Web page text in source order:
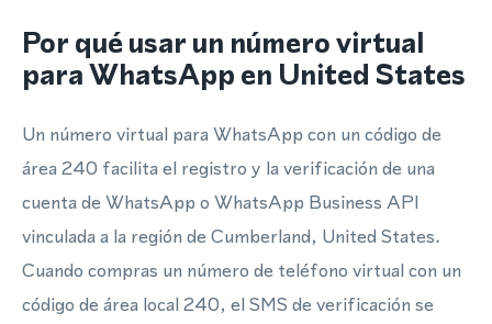
Por qué usar un número virtual
para WhatsApp en United States
Un número virtual para WhatsApp con un código de
área 240 facilita el registro y la verificación de una
cuenta de WhatsApp o WhatsApp Business API
vinculada a la región de Cumberland, United States.
Cuando compras un número de teléfono virtual con un
código de área local 240, el SMS de verificación se